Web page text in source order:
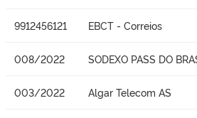
9912456121 EBCT - Correios
008/2022 SODEXO PASS DO
003/2022 Algar Telecom AS